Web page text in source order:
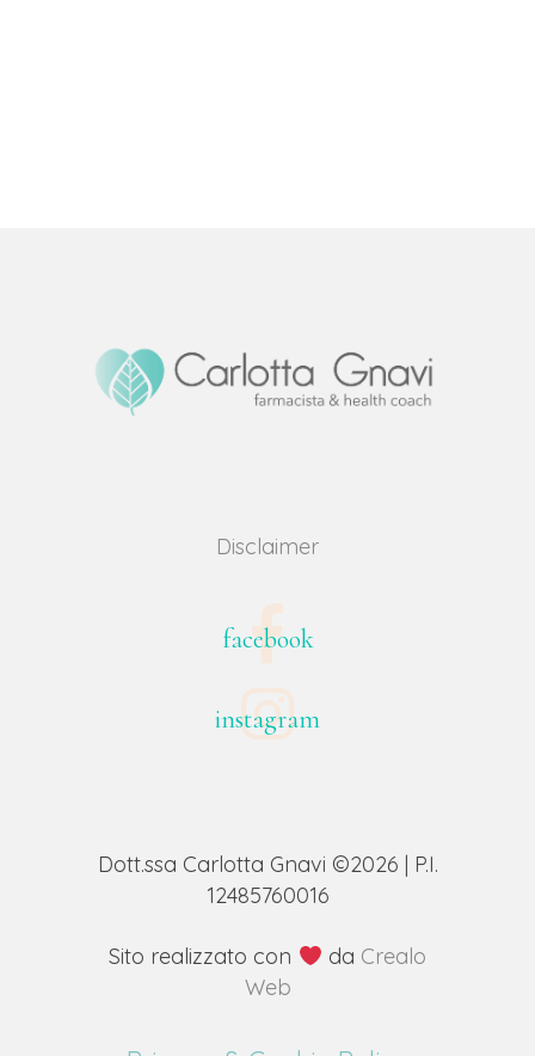
Disclaimer
facebook
instagram
Dott.ssa Carlotta Gnavi ©2026 | P.I.
12485760016
Sito realizzato con da Crealo
Web